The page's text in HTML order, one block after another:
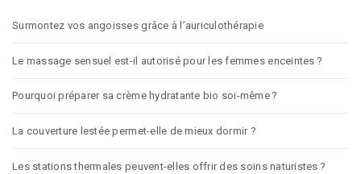
Surmontez vos angoisses grâce à l’auriculothérapie
Le massage sensuel est-il autorisé pour les femmes enceintes ?
Pourquoi préparer sa crème hydratante bio soi-même ?
La couverture lestée permet-elle de mieux dormir ?
Les stations thermales peuvent-elles offrir des soins naturistes ?